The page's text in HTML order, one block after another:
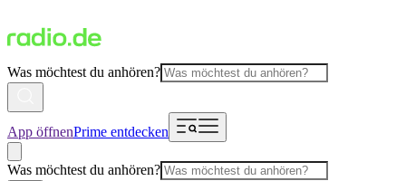
Was möchtest du anhören?
App öffnenPrime entdecken
Was möchtest du anhören?